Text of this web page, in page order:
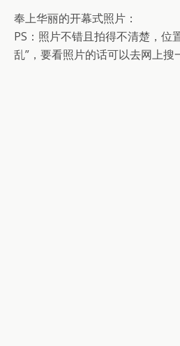
奉上华丽的开幕式照片：
PS：照片不错且拍得不清楚，位
乱”，要看照片的话可以去网上搜